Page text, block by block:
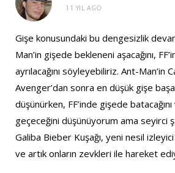
11 YIL AGO
Gişe konusundaki bu dengesizlik
Man’in gişede bekleneni aşacağını,
ayrılacağını söyleyebiliriz. Ant-Man’in
Avenger’dan sonra en düşük gişe
düşünürken, FF’inde gişede
geçeceğini düşünüyorum ama seyirci
Galiba Bieber Kuşağı, yeni nesil
ve artık onların zevkleri ile hareket